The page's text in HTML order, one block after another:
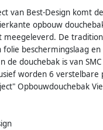
van Best-Design komt
opbouw
meegeleverd. De
folie beschermingslaag
de douchebak is van
worden 6 verstelbare
Opbouwdouchebak